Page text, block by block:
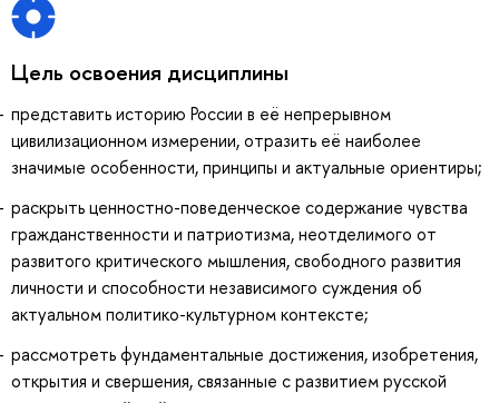
Цель освоения дисциплины
представить историю России в её непрерывном
цивилизационном измерении, отразить её наиболее
значимые особенности, принципы и актуальные ориентиры;
раскрыть ценностно-поведенческое содержание чувства
гражданственности и патриотизма, неотделимого от
развитого критического мышления, свободного развития
личности и способности независимого суждения об
актуальном политико-культурном контексте;
рассмотреть фундаментальные достижения, изобретения,
открытия и свершения, связанные с развитием русской